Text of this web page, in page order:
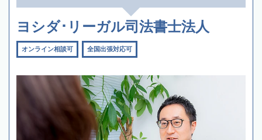
ヨシダ･リーガル司法書士法人
オンライン相談可 全国出張対応可